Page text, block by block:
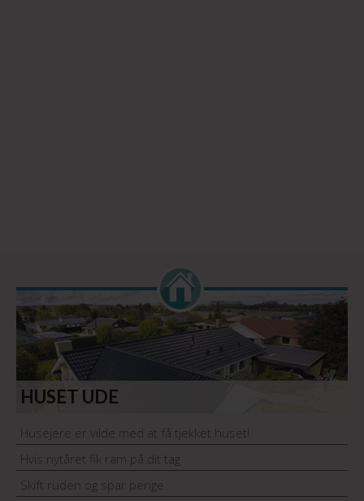
HUSET UDE
Husejere er vilde med at få tjekket huset!
Hvis nytåret fik ram på dit tag
Skift ruden og spar penge